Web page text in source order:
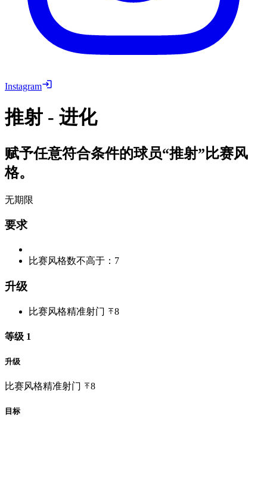
Instagram
推射 - 进化
赋予任意符合条件的球员“推射”比赛风
格。
无期限
要求
比赛风格数不高于：7
升级
比赛风格精准射门 8
等级 1
升级
比赛风格精准射门 8
目标